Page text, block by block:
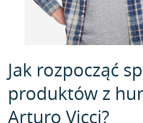
Jak rozpocząć
produktów z
Arturo Vicci?